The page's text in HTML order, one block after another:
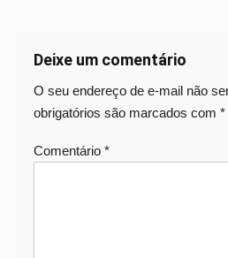
Deixe um comentário
O seu endereço de e-mail não
obrigatórios são marcados com *
Comentário *